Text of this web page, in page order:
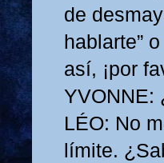
de
hablarte”
así, ¡por
YVONNE:
LÉO: No
límite.